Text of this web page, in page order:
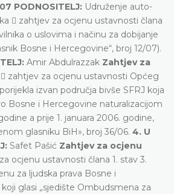
PODNOSITELJ: Udruženje auto-
 zahtjev za ocjenu ustavnosti člana
o uslovima i načinu za dobijanje
Bosne i Hercegovine“, broj 12/07).
Amir Abdulrazzak Zahtjev za
 zahtjev za ocjenu ustavnosti Općeg
izvan područja bivše SFRJ koja
Bosne i Hercegovine naturalizacijom
a prije 1. januara 2006. godine,
glasniku BiH», broj 36/06. 4. U
Safet Pašić Zahtjev za ocjenu
ocjenu ustavnosti člana 1. stav 3.
za ljudska prava Bosne i
glasi „sjedište Ombudsmena za